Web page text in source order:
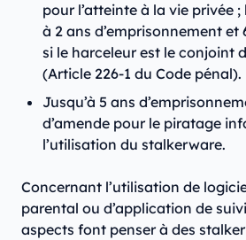
pour l’atteinte à la vie privée
à 2 ans d’emprisonnement et
si le harceleur est le conjoint
(Article 226-1 du Code pénal).
Jusqu’à 5 ans
d’amende pour le piratage
l’utilisation du stalkerware.
Concernant l’utilisation de
parental ou d’application de
aspects font penser à des